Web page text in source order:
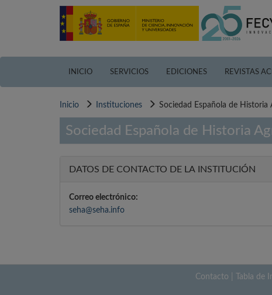
INICIO SERVICIOS EDICIONES REVISTAS
Inicio Instituciones Sociedad Española de Historia
Sociedad Española de Historia
DATOS DE CONTACTO DE LA INSTITUCIÓN
Correo electrónico:
seha@seha.info
Contacto Tabla de